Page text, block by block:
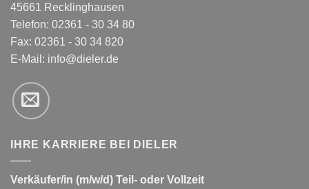
45661 Recklinghausen
Telefon: 02361 - 30 34 80
Fax: 02361 - 30 34 820
E-Mail: info@dieler.de
IHRE KARRIERE BEI DIELER
Verkäufer/in (m/w/d) Teil- oder Vollzeit